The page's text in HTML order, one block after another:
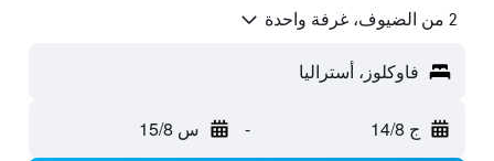
2 من الضيوف، غرفة واحدة
فاوكلوز، أستراليا
ج 14/8 - س 15/8